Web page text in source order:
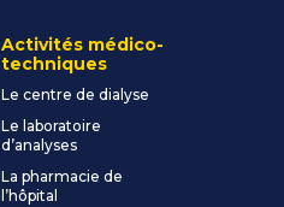
Activités médico-
techniques
Le centre de dialyse
Le laboratoire
d’analyses
La pharmacie de
l’hôpital